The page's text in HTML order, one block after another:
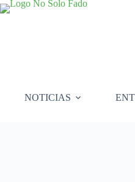
Saltar
al
NOTICIAS